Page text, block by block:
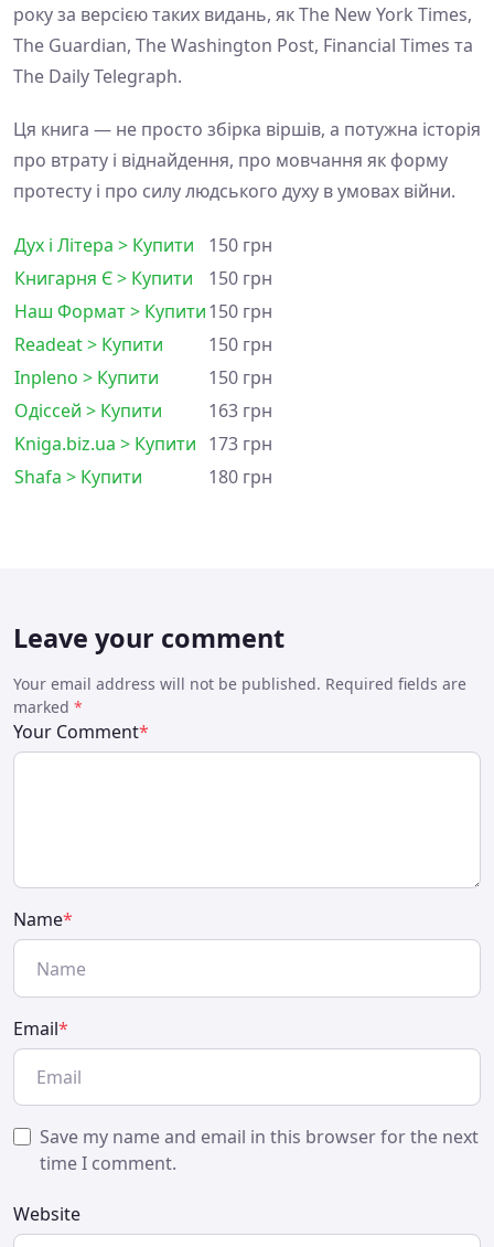
року за версією таких видань, як The New York Times,
The Guardian, The Washington Post, Financial Times та
The Daily Telegraph.
Ця книга — не просто збірка віршів, а потужна історія
про втрату і віднайдення, про мовчання як форму
протесту і про силу людського духу в умовах війни.
Дух і Літера > Купити
150 грн
Книгарня Є > Купити
150 грн
Наш Формат > Купити150 грн
Readeat > Купити
150 грн
Inpleno > Купити
150 грн
Одіссей > Купити
163 грн
Kniga.biz.ua > Купити 173 грн
Shafa > Купити
180 грн
Leave your comment
Your email address will not be published. Required fields are
marked *
Your Comment*
Name*
Email*
Save my name and email in this browser for the next
time I comment.
Website